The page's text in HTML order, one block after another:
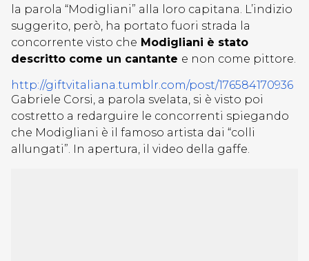
la parola “Modigliani” alla loro capitana. L’indizio
suggerito, però, ha portato fuori strada la
concorrente visto che Modigliani è stato
descritto come un cantante e non come pittore.
http://giftvitaliana.tumblr.com/post/176584170936
Gabriele Corsi, a parola svelata, si è visto poi
costretto a redarguire le concorrenti spiegando
che Modigliani è il famoso artista dai “colli
allungati”. In apertura, il video della gaffe.